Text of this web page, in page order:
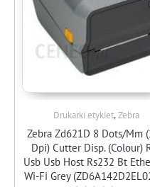
Drukarki etykiet,Zebra
Zebra Zd621D 8 Dots/Mm
Dpi) Cutter Disp. (Colour)
Usb Usb Host Rs232 Bt
Wi-Fi Grey